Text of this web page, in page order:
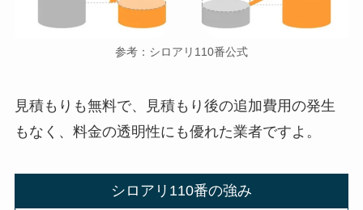
参考：シロアリ110番公式
見積もりも無料で、見積もり後の追加費用の発生
もなく、料金の透明性にも優れた業者ですよ。
シロアリ110番の強み